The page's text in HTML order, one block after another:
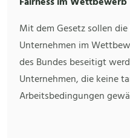
Mit dem Gesetz sollen
Unternehmen im
des Bundes beseitigt
Unternehmen, die keine
Arbeitsbedingungen